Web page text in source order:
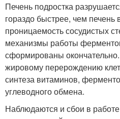
Печень подростка
гораздо быстрее, чем печень
проницаемость сосудистых
механизмы работы
сформированы
жировому перерождению
синтеза витаминов,
углеводного обмена.
Наблюдаются и сбои в